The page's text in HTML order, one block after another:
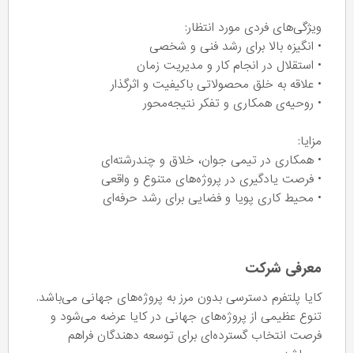
ویژگی‌های فردی مورد انتظار:
• انگیزه بالا برای رشد فنی و شخصی
• استقلال در انجام کار و مدیریت زمان
• علاقه به خلق محصولاتی باکیفیت و اثرگذار
• روحیه‌ی همکاری و تفکر نتیجه‌محور
مزایا:
• همکاری در تیمی جوان، خلاق و چندرشته‌ای
• فرصت یادگیری در پروژه‌های متنوع و واقعی
• محیط کاری پویا و فضایی برای رشد حرفه‌ای
معرفی شرکت
کایا پلتفرم دسترسی بدون مرز به پروژه‌های جهانی می‌باشد.
تنوع عظیمی از پروژه‌های جهانی در کایا عرضه می‌شود و
فرصت انتخاب گسترده‌ای برای توسعه دهندگان فراهم